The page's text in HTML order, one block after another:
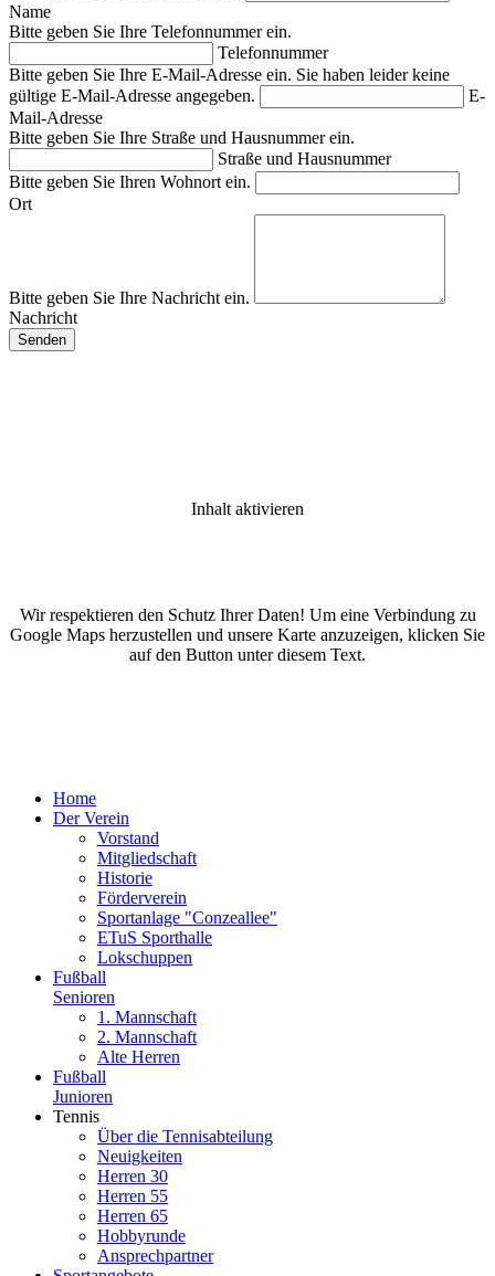
Name
Bitte geben Sie Ihre Telefonnummer ein.
Telefonnummer
Bitte geben Sie Ihre E-Mail-Adresse ein. Sie haben leider keine
gültige E-Mail-Adresse angegeben.
E-
Mail-Adresse
Bitte geben Sie Ihre Straße und Hausnummer ein.
Straße und Hausnummer
Bitte geben Sie Ihren Wohnort ein.
Ort
Bitte geben Sie Ihre Nachricht ein.
Nachricht
Wir respektieren den Schutz Ihrer Daten! Um eine Verbindung zu
Google Maps herzustellen und unsere Karte anzuzeigen, klicken Sie
auf den Button unter diesem Text.
Inhalt aktivieren
Home
Der Verein
Vorstand
Mitgliedschaft
Historie
Förderverein
Sportanlage "Conzeallee"
ETuS Sporthalle
Lokschuppen
Fußball
Senioren
1. Mannschaft
2. Mannschaft
Alte Herren
Fußball
Junioren
Tennis
Über die Tennisabteilung
Neuigkeiten
Herren 30
Herren 55
Herren 65
Hobbyrunde
Ansprechpartner